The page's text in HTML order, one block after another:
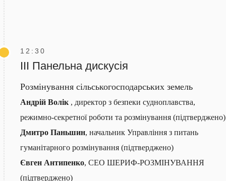
12:30
ІІІ Панельна дискусія
Розмінування сільськогосподарських земель
Андрій Волік , директор з безпеки судноплавства,
режимно-секретної роботи та розмінування (підтверджено)
Дмитро Паньшин, начальник Управління з питань
гуманітарного розмінування (підтверджено)
Євген Антипенко, СЕО ШЕРИФ-РОЗМІНУВАННЯ
(підтверджено)